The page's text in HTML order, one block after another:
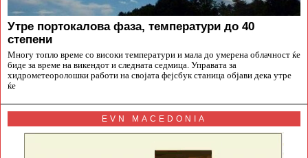
Утре портокалова фаза, температури до 40
степени
Многу топло време со високи температури и мала до умерена облачност ќе
биде за време на викендот и следната седмица. Управата за
хидрометеоролошки работи на својата фејсбук станица објави дека утре
ќе
EVN MACEDONIA